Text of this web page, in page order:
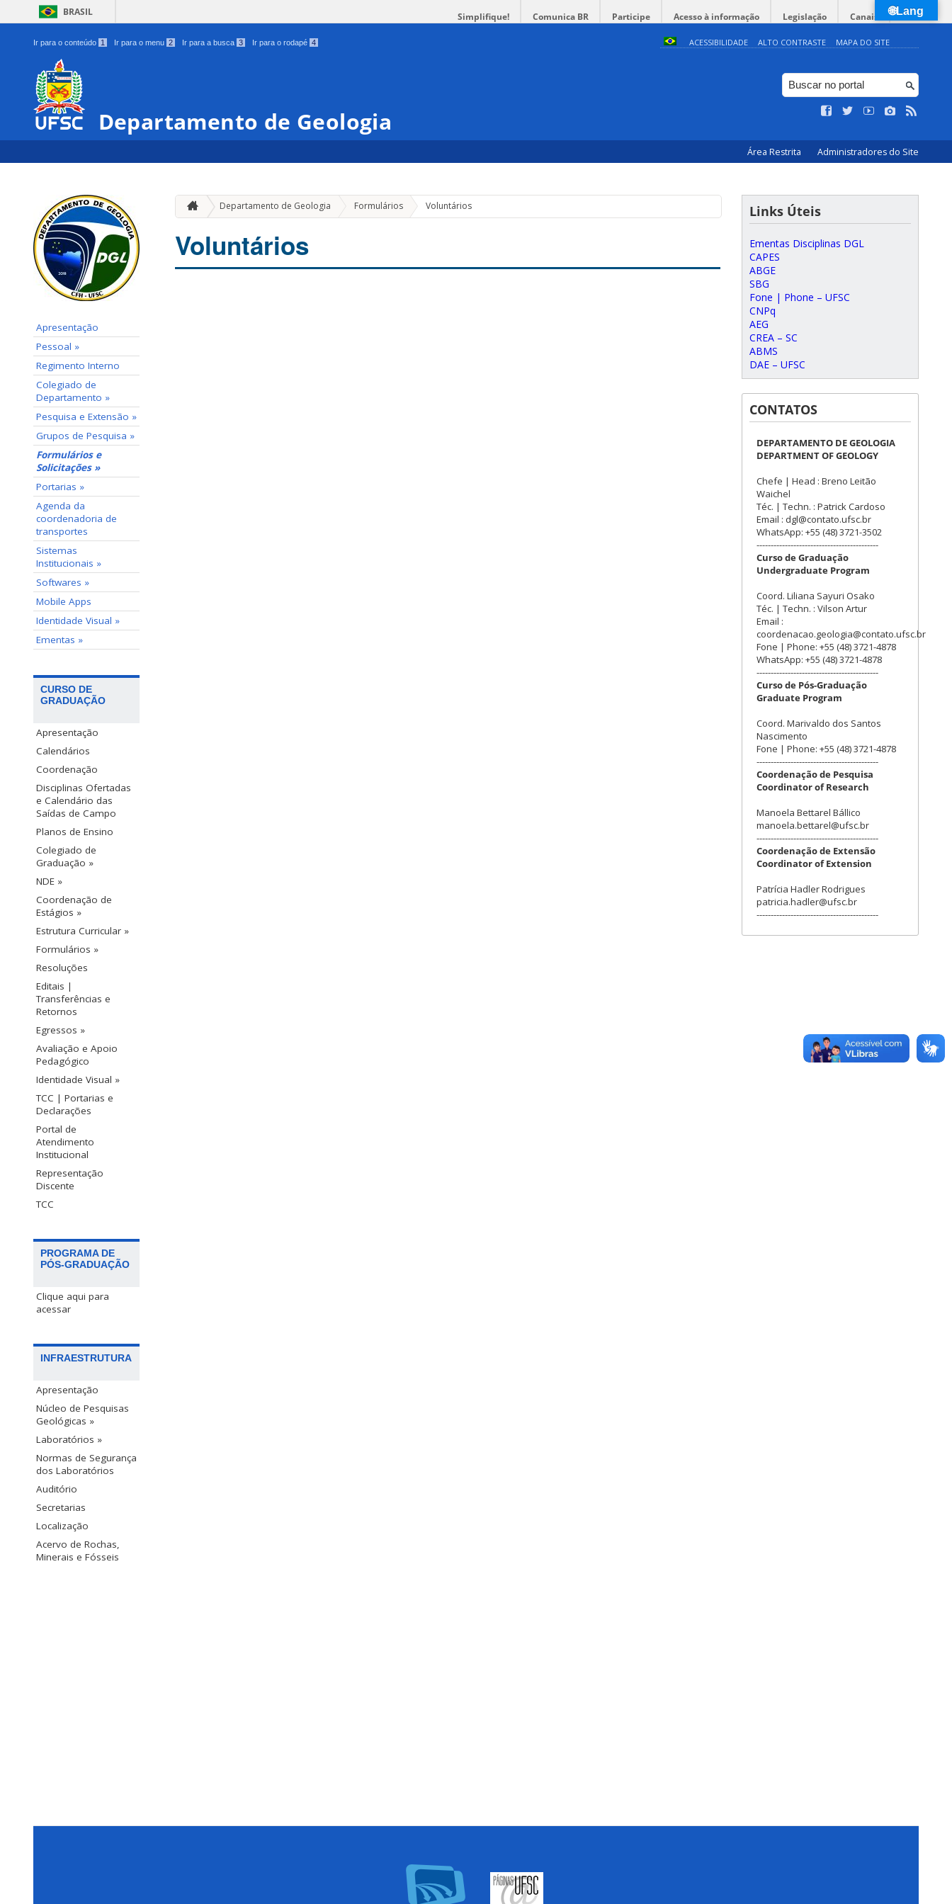
BRASIL Simplifique! Comunica BR Participe Acesso à informação Legislação Canais
Ir para o conteúdo 1 Ir para o menu 2 Ir para a busca 3 Ir para o rodapé 4 ACESSIBILIDADE ALTO CONTRASTE MAPA DO SITE
Departamento de Geologia
Área Restrita Administradores do Site
Apresentação
Pessoal »
Regimento Interno
Colegiado de
Departamento »
Pesquisa e Extensão »
Grupos de Pesquisa »
Formulários e
Solicitações »
Portarias »
Agenda da
coordenadoria de
transportes
Sistemas
Institucionais »
Softwares »
Mobile Apps
Identidade Visual »
Ementas »
CURSO DE
GRADUAÇÃO
Apresentação
Calendários
Coordenação
Disciplinas Ofertadas
e Calendário das
Saídas de Campo
Planos de Ensino
Colegiado de
Graduação »
NDE »
Coordenação de
Estágios »
Estrutura Curricular »
Formulários »
Resoluções
Editais |
Transferências e
Retornos
Egressos »
Avaliação e Apoio
Pedagógico
Identidade Visual »
TCC | Portarias e
Declarações
Portal de
Atendimento
Institucional
Representação
Discente
TCC
PROGRAMA DE
PÓS-GRADUAÇÃO
Clique aqui para
acessar
INFRAESTRUTURA
Apresentação
Núcleo de Pesquisas
Geológicas »
Laboratórios »
Normas de Segurança
dos Laboratórios
Auditório
Secretarias
Localização
Acervo de Rochas,
Minerais e Fósseis
Departamento de Geologia Formulários Voluntários
Voluntários
Links Úteis
Ementas Disciplinas DGL
CAPES
ABGE
SBG
Fone | Phone – UFSC
CNPq
AEG
CREA – SC
ABMS
DAE – UFSC
CONTATOS
DEPARTAMENTO DE GEOLOGIA
DEPARTMENT OF GEOLOGY
Chefe | Head : Breno Leitão
Waichel
Téc. | Techn. : Patrick Cardoso
Email : dgl@contato.ufsc.br
WhatsApp: +55 (48) 3721-3502
-------------------------------------------
Curso de Graduação
Undergraduate Program
Coord. Liliana Sayuri Osako
Téc. | Techn. : Vilson Artur
Email :
coordenacao.geologia@contato.ufsc.br
Fone | Phone: +55 (48) 3721-4878
WhatsApp: +55 (48) 3721-4878
-------------------------------------------
Curso de Pós-Graduação
Graduate Program
Coord. Marivaldo dos Santos
Nascimento
Fone | Phone: +55 (48) 3721-4878
-------------------------------------------
Coordenação de Pesquisa
Coordinator of Research
Manoela Bettarel Bállico
manoela.bettarel@ufsc.br
-------------------------------------------
Coordenação de Extensão
Coordinator of Extension
Patrícia Hadler Rodrigues
patricia.hadler@ufsc.br
-------------------------------------------
🌐Lang